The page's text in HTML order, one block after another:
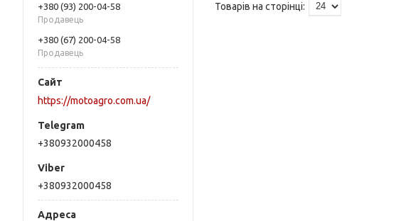
+380 (93) 200-04-58
Продавець
+380 (67) 200-04-58
Продавець
https://motoagro.com.ua/
+380932000458
+380932000458